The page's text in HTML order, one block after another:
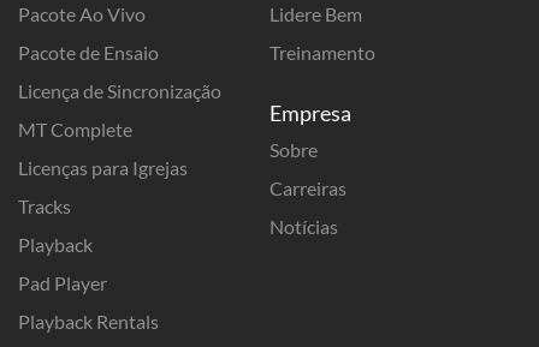
Pacote Ao Vivo
Pacote de Ensaio
Licença de Sincronização
MT Complete
Licenças para Igrejas
Tracks
Playback
Pad Player
Playback Rentals
Lidere Bem
Treinamento
Empresa
Sobre
Carreiras
Notícias